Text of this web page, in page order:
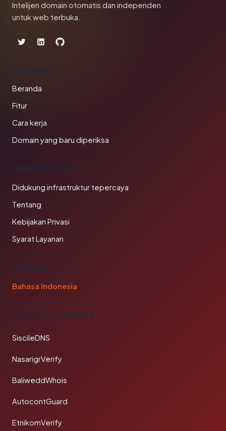
Intelijen domain otomatis dan independen
untuk web terbuka.
PRODUK
Beranda
Fitur
Cara kerja
Domain yang baru diperiksa
PERUSAHAAN
Didukung infrastruktur tepercaya
Tentang
Kebijakan Privasi
Syarat Layanan
BAHASA
Bahasa Indonesia
TAUTAN SAHABAT
SiscileDNS
NasarigrVerify
BaliweddWhois
AutocontGuard
EtnikomVerify